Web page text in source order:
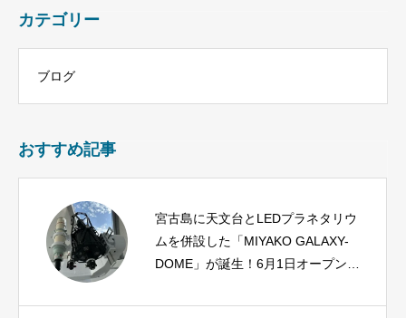
カテゴリー
ブログ
おすすめ記事
宮古島に天文台とLEDプラネタリウ
ムを併設した「MIYAKO GALAXY-
DOME」が誕生！6月1日オープン、